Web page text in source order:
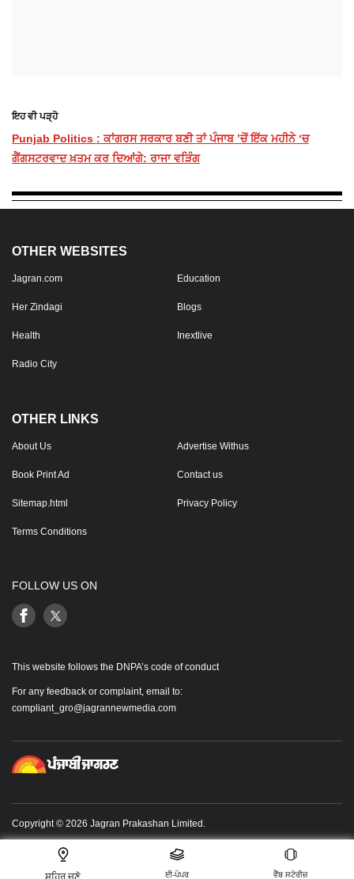
ਸ਼ਹਿਰ ਚੁਣੋ ਈ-ਪੇਪਰ ਵੈੱਬ ਸਟੋਰੀਜ਼
ਇਹ ਵੀ ਪੜ੍ਹੋ
Punjab Politics : ਕਾਂਗਰਸ ਸਰਕਾਰ ਬਣੀ ਤਾਂ ਪੰਜਾਬ ’ਚੋਂ ਇੱਕ ਮਹੀਨੇ ‘ਚ
ਗੈਂਗਸਟਰਵਾਦ ਖ਼ਤਮ ਕਰ ਦਿਆਂਗੇ: ਰਾਜਾ ਵੜਿੰਗ
OTHER WEBSITES
Jagran.com Education
Her Zindagi Blogs
Health Inextlive
Radio City
OTHER LINKS
About Us Advertise Withus
Book Print Ad Contact us
Sitemap.html Privacy Policy
Terms Conditions
FOLLOW US ON
This website follows the DNPA’s code of conduct
For any feedback or complaint, email to:
compliant_gro@jagrannewmedia.com
Copyright © 2026 Jagran Prakashan Limited.